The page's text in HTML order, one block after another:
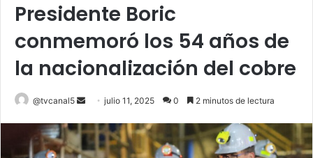
Presidente Boric
conmemoró los 54 años de
la nacionalización del cobre
@tvcanal5
Send
email
julio 11, 2025 0 2 minutos de lectura